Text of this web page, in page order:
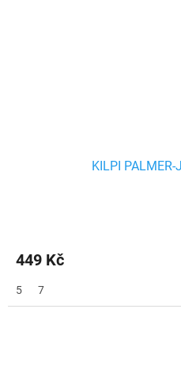
KILPI
449 Kč
5 7